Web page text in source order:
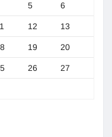
5 6
12 13
19 20
26 27